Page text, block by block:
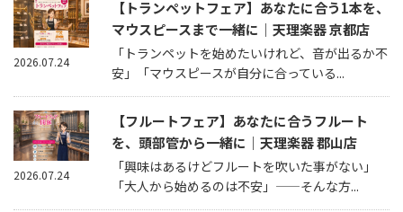
【トランペットフェア】あなたに合う1本を、
マウスピースまで一緒に｜天理楽器 京都店
「トランペットを始めたいけれど、音が出るか不
安」「マウスピースが自分に合っている...
2026.07.24
【フルートフェア】あなたに合うフルート
を、頭部管から一緒に｜天理楽器 郡山店
「興味はあるけどフルートを吹いた事がない」
「大人から始めるのは不安」——そんな方...
2026.07.24